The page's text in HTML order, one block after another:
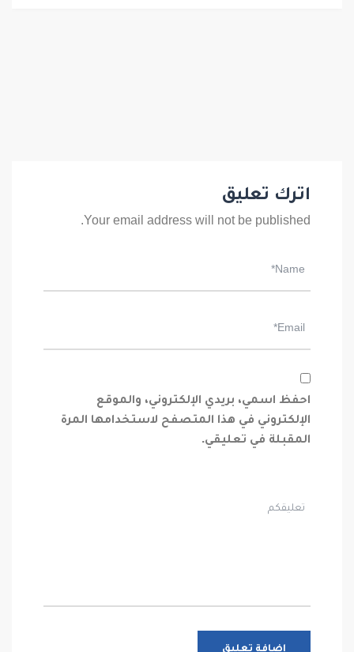
اترك تعليق
Your email address will not be published.
احفظ اسمي، بريدي الإلكتروني، والموقع
الإلكتروني في هذا المتصفح لاستخدامها المرة
المقبلة في تعليقي.